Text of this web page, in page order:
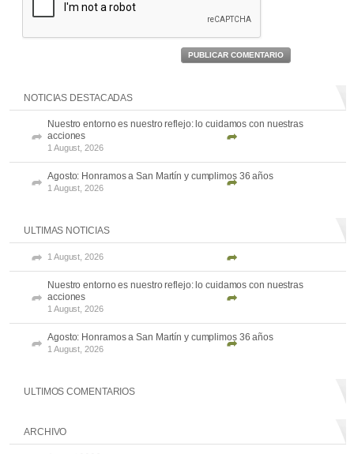
PUBLICAR COMENTARIO
NOTICIAS DESTACADAS
Nuestro entorno es nuestro reflejo: lo cuidamos con nuestras
acciones
1 August, 2026
Agosto: Honramos a San Martín y cumplimos 36 años
1 August, 2026
ULTIMAS NOTICIAS
1 August, 2026
Nuestro entorno es nuestro reflejo: lo cuidamos con nuestras
acciones
1 August, 2026
Agosto: Honramos a San Martín y cumplimos 36 años
1 August, 2026
ULTIMOS COMENTARIOS
ARCHIVO